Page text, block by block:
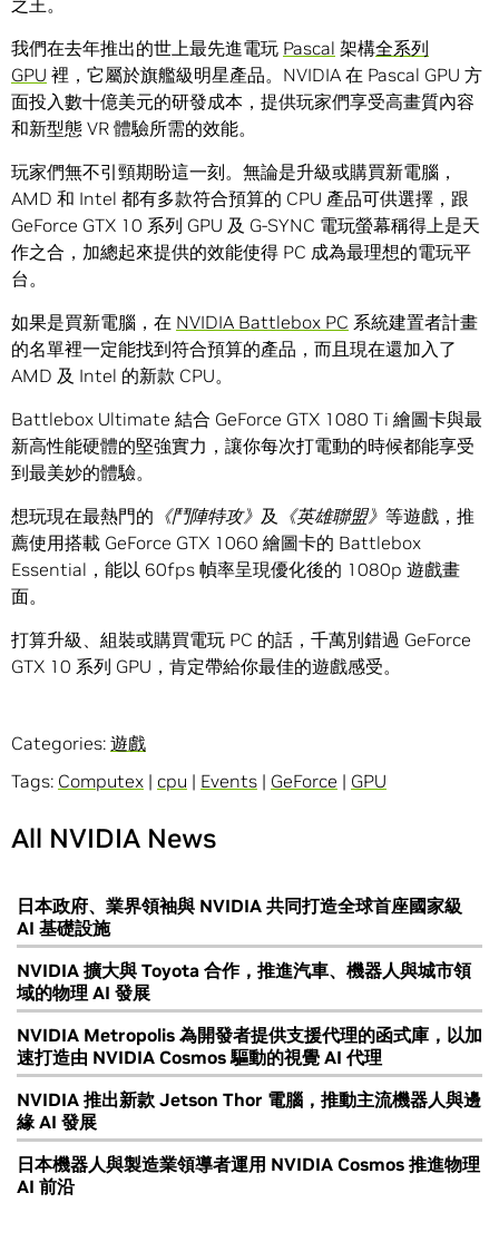
之王。
我們在去年推出的世上最先進電玩 Pascal 架構全系列
GPU 裡，它屬於旗艦級明星產品。NVIDIA 在 Pascal GPU 方
面投入數十億美元的研發成本，提供玩家們享受高畫質內容
和新型態 VR 體驗所需的效能。
玩家們無不引頸期盼這一刻。無論是升級或購買新電腦，
AMD 和 Intel 都有多款符合預算的 CPU 產品可供選擇，跟
GeForce GTX 10 系列 GPU 及 G-SYNC 電玩螢幕稱得上是天
作之合，加總起來提供的效能使得 PC 成為最理想的電玩平
台。
如果是買新電腦，在 NVIDIA Battlebox PC 系統建置者計畫
的名單裡一定能找到符合預算的產品，而且現在還加入了
AMD 及 Intel 的新款 CPU。
Battlebox Ultimate 結合 GeForce GTX 1080 Ti 繪圖卡與最
新高性能硬體的堅強實力，讓你每次打電動的時候都能享受
到最美妙的體驗。
想玩現在最熱門的 《鬥陣特攻》 及 《英雄聯盟》 等遊戲，推
薦使用搭載 GeForce GTX 1060 繪圖卡的 Battlebox
Essential，能以 60fps 幀率呈現優化後的 1080p 遊戲畫
面。
打算升級、組裝或購買電玩 PC 的話，千萬別錯過 GeForce
GTX 10 系列 GPU，肯定帶給你最佳的遊戲感受。
Categories: 遊戲
Tags: Computex | cpu | Events | GeForce | GPU
All NVIDIA News
日本政府、業界領袖與 NVIDIA 共同打造全球首座國家級
AI 基礎設施
NVIDIA 擴大與 Toyota 合作，推進汽車、機器人與城市領
域的物理 AI 發展
NVIDIA Metropolis 為開發者提供支援代理的函式庫，以加
速打造由 NVIDIA Cosmos 驅動的視覺 AI 代理
NVIDIA 推出新款 Jetson Thor 電腦，推動主流機器人與邊
緣 AI 發展
日本機器人與製造業領導者運用 NVIDIA Cosmos 推進物理
AI 前沿